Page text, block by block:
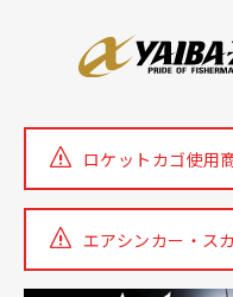
ロケットカゴ使用
エアシンカー・ス